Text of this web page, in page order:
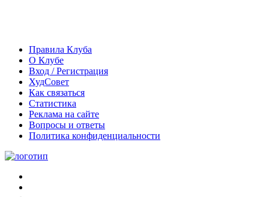
Правила Клуба
О Клубе
Вход / Регистрация
ХудСовет
Как связаться
Статистика
Реклама на сайте
Вопросы и ответы
Политика конфиденциальности